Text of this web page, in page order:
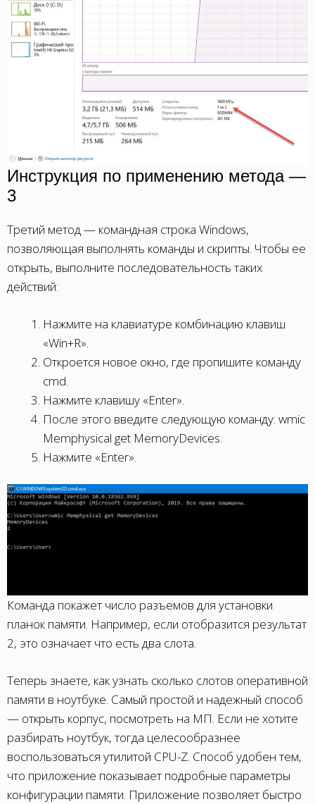
Инструкция по применению метода —
3
Третий метод — командная строка Windows,
позволяющая выполнять команды и скрипты. Чтобы ее
открыть, выполните последовательность таких
действий:
Нажмите на клавиатуре комбинацию клавиш
«Win+R».
Откроется новое окно, где пропишите команду
cmd.
Нажмите клавишу «Enter».
После этого введите следующую команду: wmic
Memphysical get MemoryDevices.
Нажмите «Enter».
Команда покажет число разъемов для установки
планок памяти. Например, если отобразится результат
2, это означает что есть два слота.
Теперь знаете, как узнать сколько слотов оперативной
памяти в ноутбуке. Самый простой и надежный способ
— открыть корпус, посмотреть на МП. Если не хотите
разбирать ноутбук, тогда целесообразнее
воспользоваться утилитой CPU-Z. Способ удобен тем,
что приложение показывает подробные параметры
конфигурации памяти. Приложение позволяет быстро